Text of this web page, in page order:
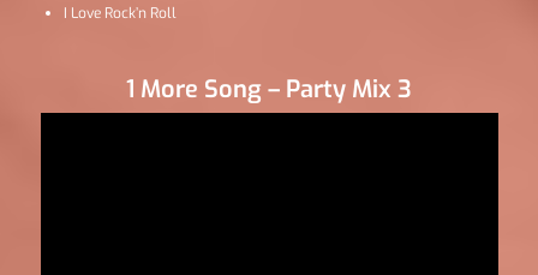
I Love Rock’n Roll
1 More Song – Party Mix 3